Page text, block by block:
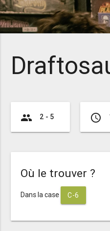
group 2 - 5 access_time
Où le trouver ?
Dans la case C-6